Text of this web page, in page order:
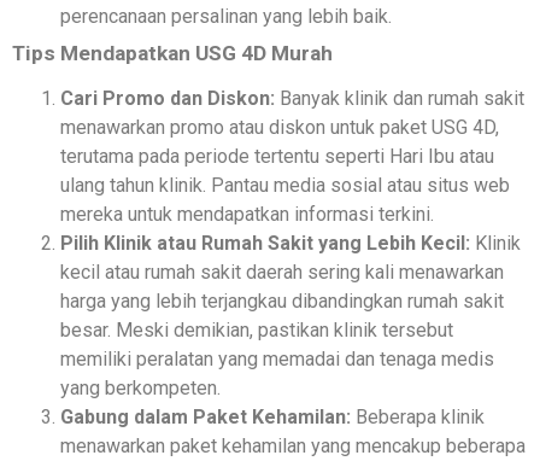
perencanaan persalinan yang lebih baik.
Tips Mendapatkan USG 4D Murah
Cari Promo dan Diskon: Banyak klinik dan rumah sakit
menawarkan promo atau diskon untuk paket USG 4D,
terutama pada periode tertentu seperti Hari Ibu atau
ulang tahun klinik. Pantau media sosial atau situs web
mereka untuk mendapatkan informasi terkini.
Pilih Klinik atau Rumah Sakit yang Lebih Kecil: Klinik
kecil atau rumah sakit daerah sering kali menawarkan
harga yang lebih terjangkau dibandingkan rumah sakit
besar. Meski demikian, pastikan klinik tersebut
memiliki peralatan yang memadai dan tenaga medis
yang berkompeten.
Gabung dalam Paket Kehamilan: Beberapa klinik
menawarkan paket kehamilan yang mencakup beberapa